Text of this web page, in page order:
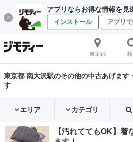
アプリならお得な情報を見
インストール アプリで
東京都
東京都 南大沢駅のその他の中古あげます
す
エリア カテゴリ
【汚れててもOK】着